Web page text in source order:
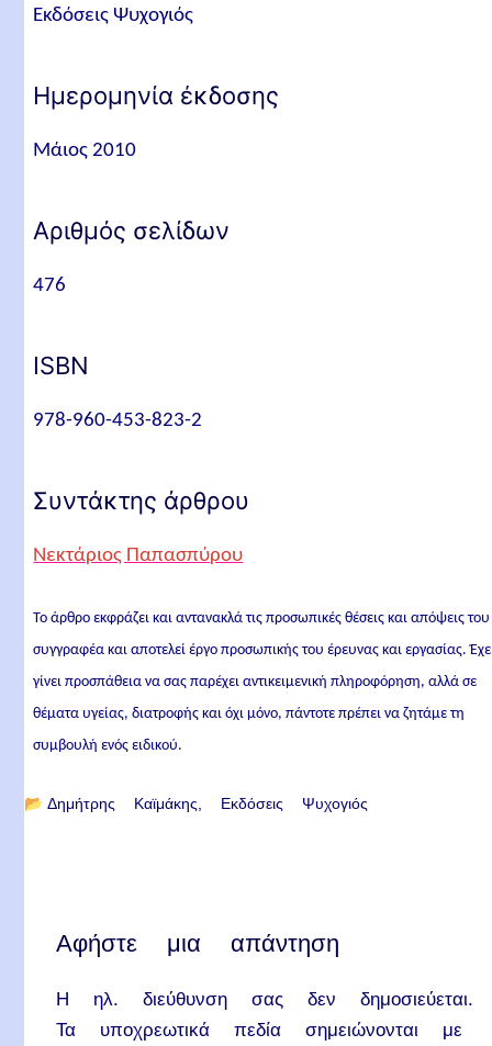
Εκδόσεις Ψυχογιός
Ημερομηνία έκδοσης
Μάιος 2010
Αριθμός σελίδων
476
ISBN
978-960-453-823-2
Συντάκτης άρθρου
Νεκτάριος Παπασπύρου
Το άρθρο εκφράζει και αντανακλά τις προσωπικές θέσεις και απόψεις του
συγγραφέα και αποτελεί έργο προσωπικής του έρευνας και εργασίας.
γίνει προσπάθεια να σας παρέχει αντικειμενική πληροφόρηση, αλλά σε
θέματα υγείας, διατροφής και όχι μόνο, πάντοτε πρέπει να ζητάμε τη
συμβουλή ενός ειδικού.
📂 Δημήτρης Καϊμάκης Εκδόσεις Ψυχογιός
Αφήστε μια απάντηση
Η ηλ. διεύθυνση σας δεν δημοσιεύεται.
Τα υποχρεωτικά πεδία σημειώνονται με